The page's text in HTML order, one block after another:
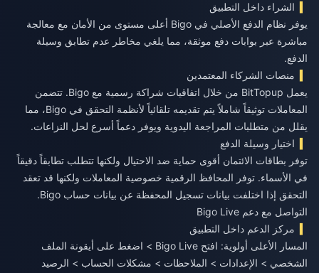
الشراء داخل التطبيق
يوفر نظام الدفع الأصلي في Bigo أعلى مستوى من الأمان مع معالجة
مباشرة عبر بوابات دفع موثقة، مما يلغي مخاطر عدم تطابق وسيلة
الدفع.
منصات الشركاء المعتمدين
يعمل BitTopup من خلال اتفاقيات شراكة رسمية مع Bigo. تتضمن
المعاملات توثيقاً شاملاً يتم تقديمه تلقائياً لأنظمة التحقق في Bigo، مما
يقلل من متطلبات المراجعة اليدوية ويوفر دعماً أسرع لحل النزاعات.
اختيار وسيلة الدفع
توفر بطاقات الائتمان أقوى حماية ضد الاحتيال ولكنها تتطلب تطابقاً دقيقاً
في الأسماء. توفر المحافظ الرقمية خصوصية المعاملات ولكنها قد تعقد
التحقق إذا اختلفت بيانات تسجيل المحفظة عن بيانات حساب Bigo.
التواصل مع دعم Bigo Live
مركز الدعم داخل التطبيق
المسار الأعلى أولوية: افتح Bigo Live > اضغط على أيقونة الملف
الشخصي > الإعدادات > الملاحظات > مشكلات الحساب > الرصيد